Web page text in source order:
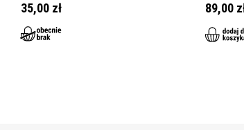
35,00 zł 89,00